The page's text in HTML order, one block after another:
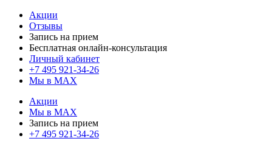
Акции
Отзывы
Запись на прием
Бесплатная онлайн-консультация
Личный кабинет
+7 495 921-34-26
Мы в MAX
Акции
Мы в MAX
Запись на прием
+7 495 921-34-26